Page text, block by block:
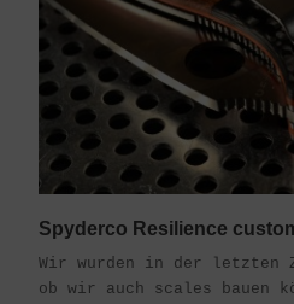
Spyderco Resilience
Wir wurden in der
ob wir auch scales bauen